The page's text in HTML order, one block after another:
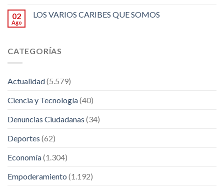
02
Ago
LOS VARIOS CARIBES QUE SOMOS
CATEGORÍAS
Actualidad(5.579)
Ciencia y Tecnología(40)
Denuncias Ciudadanas (34)
Deportes (62)
Economía(1.304)
Empoderamiento (1.192)